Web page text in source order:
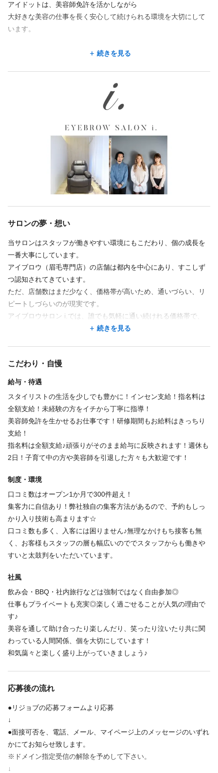
アイドットは、美容師免許を活かしながら
大好きな美容の仕事を長く安心して続けられる環境を大切にして
います。
アイブロウ専門サロンとして業界に先駆けて展開し、
関わるすべての人の大切な物語に寄り添えるサロンでありたいと
✨経験問わず安心スタート
ご経験が豊富な方はもちろん、未経験の方も大歓迎！
初期研修・外部研修・研修支援制度が整っており、
約1か月で自信を持ってデビューできます。
💖働きやすさ重視の環境
・朝礼・ノルマ・報告書なし
座って施術を行うため身体への負担も少なく、
週休2日＋誕生日休暇・冬季休暇など
プライベートも大切にできる働き方です。
💅自分らしく働ける
あなたらしさを大切にしながら、美容が好きな気持ちを仕事に活
かせます。
眉施術・眉メイクだけでなく、
フルフェイスワックスなどお顔全体の技術が身につきます。
店長・マネージャーへのキャリアアップや
Uターン・Iターン支援制度もあり、
ライフスタイルに合わせた成長をサポートしています。
まずは見学・相談だけでもOK！
けませんか？💓
続きを見る
サロンの夢・想い
当サロンはスタッフが働きやすい環境にもこだわり、個の成長を
一番大事にしています。
アイブロウ（眉毛専門店）の店舗は都内を中心にあり、すこしず
つ認知されてきています。
ただ、店舗数はまだ少なく、価格帯が高いため、通いづらい、リ
ピートしづらいのが現実です。
アイブロウサロン i.では、誰でも気軽に通い続けれる価格帯で、
誰でもご利用しやすい眉毛専門サロンとして全国70店舗に展開し
語を共に作り続けていけるサロンを目指しています。
続きを見る
こだわり・自慢
給与・待遇
スタイリストの生活を少しでも豊かに！インセン支給！指名料は
全額支給！未経験の方をイチから丁寧に指導！
美容師免許を生かせるお仕事です！研修期間もお給料はきっちり
支給！
指名料は全額支給♪頑張りがそのまま給与に反映されます！週休も
2日！子育て中の方や美容師を引退した方々も大歓迎です！
制度・環境
口コミ数はオープン1か月で300件超え！
集客力に自信あり！弊社独自の集客方法があるので、予約もしっ
かり入り技術も高まります☆
口コミ数も多く、入客には困りません♪無理なかけもち接客も無
く、お客様もスタッフの層も幅広いのででスタッフからも働きや
すいと太鼓判をいただいています。
社風
飲み会・BBQ・社内旅行などは強制ではなく自由参加◎
仕事もプライベートも充実◎楽しく過ごせることが人気の理由で
す♪
美容を通して助け合ったり楽しんだり、笑ったり泣いたり共に関
わっている人間関係、個を大切にしています！
和気藹々と楽しく盛り上がっていきましょう♪
応募後の流れ
●リジョブの応募フォームより応募
↓
●面接可否を、電話、メール、マイページ上のメッセージのいずれ
かにてお知らせ致します。
※ドメイン指定受信の解除を予めして下さい。
↓